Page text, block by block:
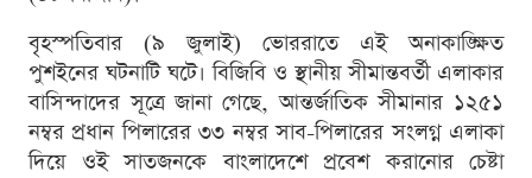
বৃহস্পতিবার (৯ জুলাই) ভোররাতে এই অনাকাঙ্ক্ষিত
পুশইনের ঘটনাটি ঘটে। বিজিবি ও স্থানীয় সীমান্তবর্তী এলাকার
বাসিন্দাদের সূত্রে জানা গেছে, আন্তর্জাতিক সীমানার ১২৫১
নম্বর প্রধান পিলারের ৩৩ নম্বর সাব-পিলারের সংলগ্ন এলাকা
দিয়ে ওই সাতজনকে বাংলাদেশে প্রবেশ করানোর চেষ্টা